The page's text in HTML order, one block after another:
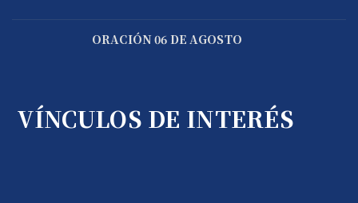
ORACIÓN 06 DE AGOSTO
VÍNCULOS DE INTERÉS